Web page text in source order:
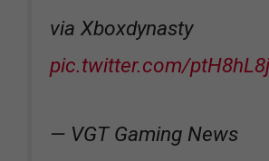
via Xboxdynasty
pic.twitter.com/
— VGT Gaming News